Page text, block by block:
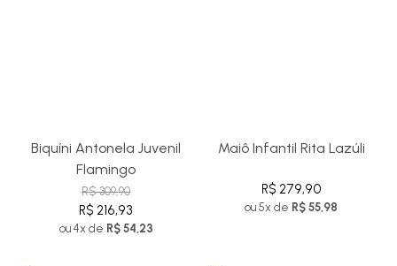
Biquíni Antonela Juvenil
Flamingo
R$ 309,90
R$ 216,93
ou 4x de R$ 54,23
Maiô Infantil Rita Lazúli
R$ 279,90
ou 5x de R$ 55,98